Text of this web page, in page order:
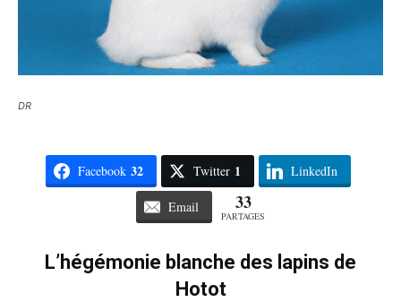
DR
Facebook 32 Twitter 1 LinkedIn
Email 33
PARTAGES
L’hégémonie blanche des lapins de
Hotot